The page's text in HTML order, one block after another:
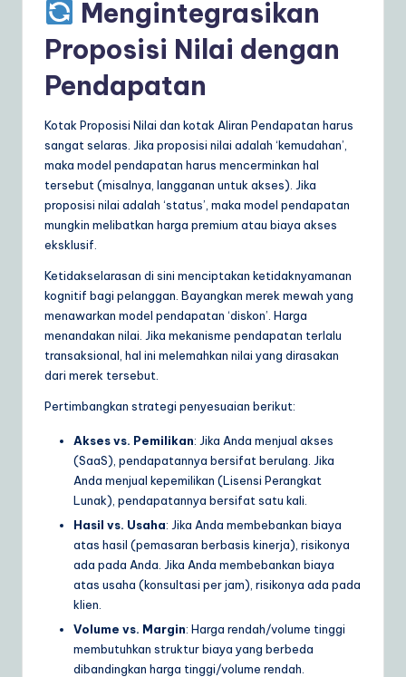
Mengintegrasikan
Proposisi Nilai dengan
Pendapatan
Kotak Proposisi Nilai dan kotak Aliran Pendapatan harus
sangat selaras. Jika proposisi nilai adalah ‘kemudahan’,
maka model pendapatan harus mencerminkan hal
tersebut (misalnya, langganan untuk akses). Jika
proposisi nilai adalah ‘status’, maka model pendapatan
mungkin melibatkan harga premium atau biaya akses
eksklusif.
Ketidakselarasan di sini menciptakan ketidaknyamanan
kognitif bagi pelanggan. Bayangkan merek mewah yang
menawarkan model pendapatan ‘diskon’. Harga
menandakan nilai. Jika mekanisme pendapatan terlalu
transaksional, hal ini melemahkan nilai yang dirasakan
dari merek tersebut.
Pertimbangkan strategi penyesuaian berikut:
Akses vs. Pemilikan: Jika Anda menjual akses
(SaaS), pendapatannya bersifat berulang. Jika
Anda menjual kepemilikan (Lisensi Perangkat
Lunak), pendapatannya bersifat satu kali.
Hasil vs. Usaha: Jika Anda membebankan biaya
atas hasil (pemasaran berbasis kinerja), risikonya
ada pada Anda. Jika Anda membebankan biaya
atas usaha (konsultasi per jam), risikonya ada pada
klien.
Volume vs. Margin: Harga rendah/volume tinggi
membutuhkan struktur biaya yang berbeda
dibandingkan harga tinggi/volume rendah.